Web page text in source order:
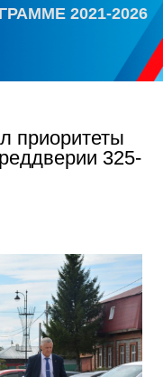
2021-2026
приоритеты
325-